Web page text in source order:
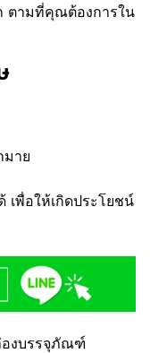
ตามที่คุณต้องการใน
มาย
เพื่อให้เกิดประโยชน์
องบรรจุภัณฑ์